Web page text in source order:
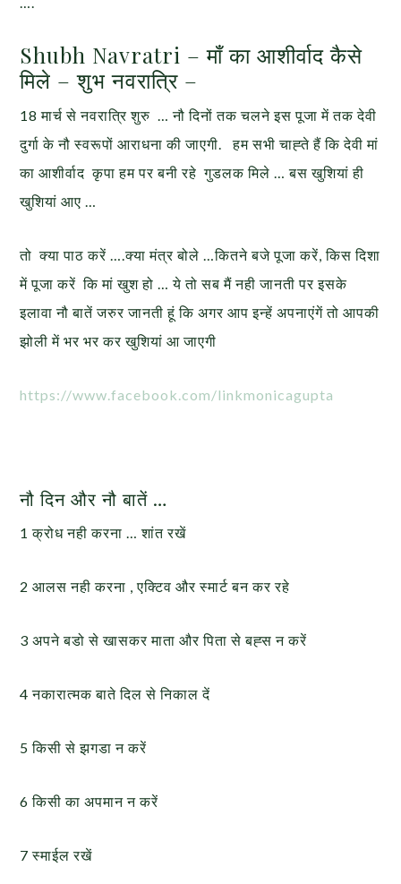
Shubh Navratri – माँ का आशीर्वाद कैसे
मिले – शुभ नवरात्रि –
18 मार्च से नवरात्रि शुरु … नौ दिनों तक चलने इस पूजा में तक देवी
दुर्गा के नौ स्वरूपों आराधना की जाएगी. हम सभी चाह्ते हैं कि देवी मां
का आशीर्वाद कृपा हम पर बनी रहे गुडलक मिले … बस खुशियां ही
खुशियां आए …
तो क्या पाठ करें ….क्या मंत्र बोले …कितने बजे पूजा करें, किस दिशा
में पूजा करें कि मां खुश हो … ये तो सब मैं नही जानती पर इसके
इलावा नौ बातें जरुर जानती हूं कि अगर आप इन्हें अपनाएंगें तो आपकी
झोली में भर भर कर खुशियां आ जाएगी
https://www.facebook.com/linkmonicagupta
नौ दिन और नौ बातें …
1 क्रोध नही करना … शांत रखें
2 आलस नही करना , एक्टिव और स्मार्ट बन कर रहे
3 अपने बडो से खासकर माता और पिता से बह्स न करें
4 नकारात्मक बाते दिल से निकाल दें
5 किसी से झगडा न करें
6 किसी का अपमान न करें
7 स्माईल रखें